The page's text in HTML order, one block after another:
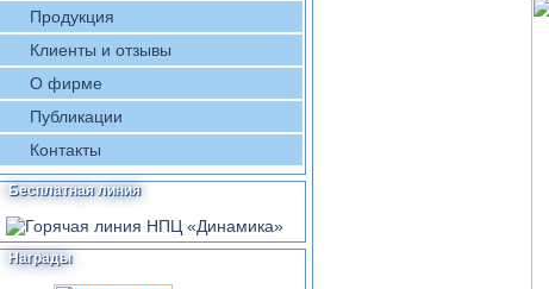
Продукция
Клиенты и отзывы
О фирме
Публикации
Контакты
Бесплатная линия
Награды